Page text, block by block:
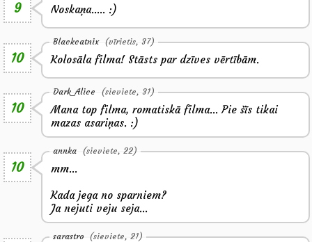
9 Noskaņa..... :)
10
Blackcatnix (vīrietis, 37)
Kolosāla filma! Stāsts par dzīves vērtībām.
10
Dark_Alice (sieviete, 31)
Mana top filma, romatiskā filma... Pie šīs tikai
mazas asariņas. :)
10
annka (sieviete, 22)
mm...
Kada jega no sparniem?
Ja nejuti veju seja...
sarastro (sieviete, 21)